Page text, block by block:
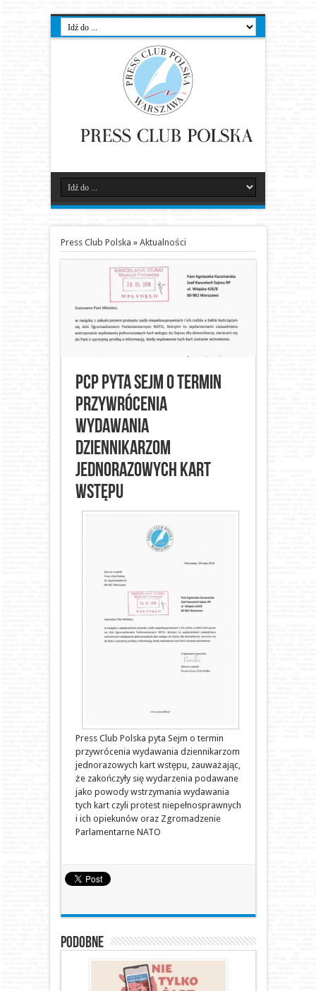
Press Club Polska » Aktualności
PCP pyta Sejm o termin
przywrócenia
wydawania
dziennikarzom
jednorazowych kart
wstępu
Press Club Polska pyta Sejm o termin
przywrócenia wydawania dziennikarzom
jednorazowych kart wstępu, zauważając,
że zakończyły się wydarzenia podawane
jako powody wstrzymania wydawania
tych kart czyli protest niepełnosprawnych
i ich opiekunów oraz Zgromadzenie
Parlamentarne NATO
Podobne